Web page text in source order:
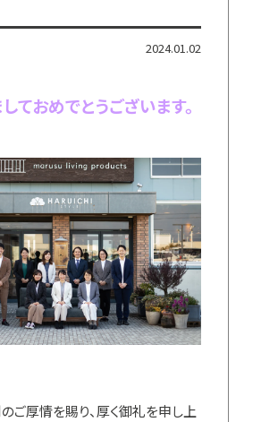
2024.01.02
ておめでとうございます。
ご厚情を賜り、厚く御礼を申し上